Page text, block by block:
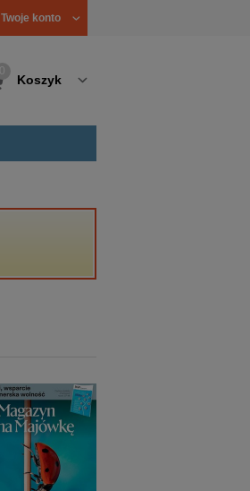
Twoje konto
Koszyk